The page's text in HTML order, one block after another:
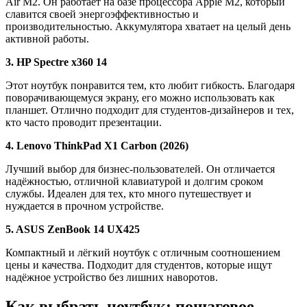
славится своей энергоэффективностью и
производительностью. Аккумулятора хватает на целый день
активной работы.
3. HP Spectre x360 14
Этот ноутбук понравится тем, кто любит гибкость. Благодаря
поворачивающемуся экрану, его можно использовать как
планшет. Отлично подходит для студентов-дизайнеров и тех,
кто часто проводит презентации.
4. Lenovo ThinkPad X1 Carbon (2026)
Лучший выбор для бизнес-пользователей. Он отличается
надёжностью, отличной клавиатурой и долгим сроком
службы. Идеален для тех, кто много путешествует и
нуждается в прочном устройстве.
5. ASUS ZenBook 14 UX425
Компактный и лёгкий ноутбук с отличным соотношением
цены и качества. Подходит для студентов, которые ищут
надёжное устройство без лишних наворотов.